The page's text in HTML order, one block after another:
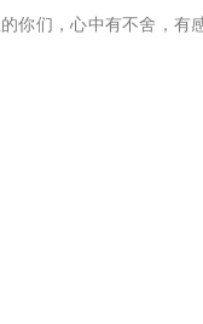
你们，心中有不舍，有